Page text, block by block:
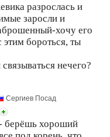
разрослась и
заросли и
хочу его
этим бороться, ты
нечего?
Сергиев Посад
берёшь хороший